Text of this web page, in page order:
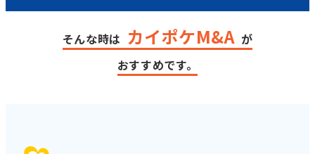
そんな時は カイポケM&A が
おすすめです。